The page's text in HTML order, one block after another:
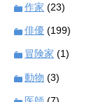
作家 (23)
俳優 (199)
冒険家 (1)
動物 (3)